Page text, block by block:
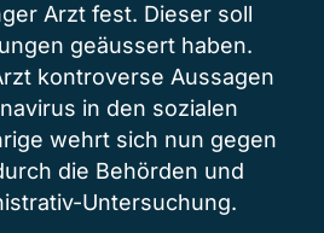
Arzt fest. Dieser soll
geäussert haben.
kontroverse Aussagen
in den sozialen
wehrt sich nun gegen
die Behörden und
Untersuchung.